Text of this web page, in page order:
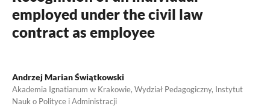
employed under the civil law
contract as employee
Andrzej Marian Świątkowski
Akademia Ignatianum w Krakowie, Wydział Pedagogiczny, Instytut
Nauk o Polityce i Administracji